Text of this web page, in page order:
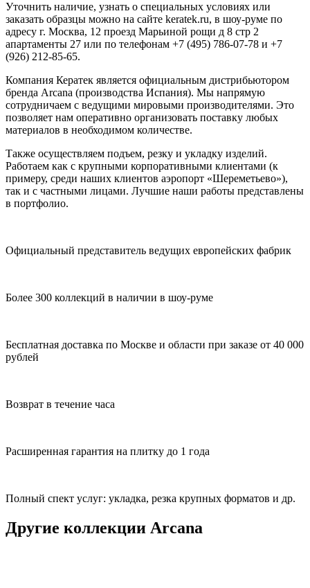
Уточнить наличие, узнать о специальных условиях или
заказать образцы можно на сайте keratek.ru, в шоу-руме по
адресу г. Москва, 12 проезд Марьиной рощи д 8 стр 2
апартаменты 27 или по телефонам +7 (495) 786-07-78 и +7
(926) 212-85-65.
Компания Кератек является официальным дистрибьютором
бренда Arcana (производства Испания). Мы напрямую
сотрудничаем с ведущими мировыми производителями. Это
позволяет нам оперативно организовать поставку любых
материалов в необходимом количестве.
Также осуществляем подъем, резку и укладку изделий.
Работаем как с крупными корпоративными клиентами (к
примеру, среди наших клиентов аэропорт «Шереметьево»),
так и с частными лицами. Лучшие наши работы представлены
в портфолио.
Официальный представитель ведущих европейских фабрик
Более 300 коллекций в наличии в шоу-руме
Бесплатная доставка по Москве и области при заказе от 40 000
рублей
Возврат в течение часа
Расширенная гарантия на плитку до 1 года
Полный спект услуг: укладка, резка крупных форматов и др.
Другие коллекции Arcana